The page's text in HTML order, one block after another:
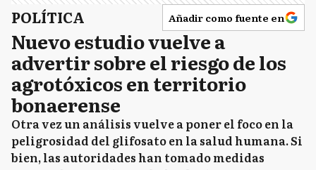
POLÍTICA Añadir como fuente en
Nuevo estudio vuelve a
advertir sobre el riesgo de los
agrotóxicos en territorio
bonaerense
Otra vez un análisis vuelve a poner el foco en la
peligrosidad del glifosato en la salud humana. Si
bien, las autoridades han tomado medidas